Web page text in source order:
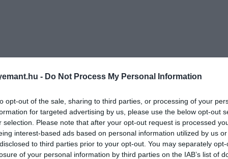
- Do Not Process My Personal Information
opt-out of the sale, sharing to third parties, or processing of your
for targeted advertising by us, please use the below opt-out
selection. Please note that after your opt-out request is processed
interest-based ads based on personal information utilized by us
to third parties prior to your opt-out. You may separately
of your personal information by third parties on the IAB’s list of